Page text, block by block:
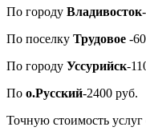
По городу Владивосток
По поселку Трудовое -
По городу Уссурийск-
По о.Русский-2400 руб.
Точную стоимость